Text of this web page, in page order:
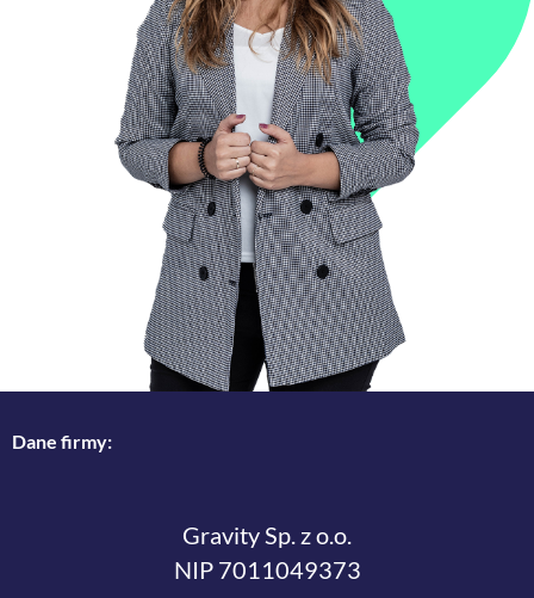
Dane firmy:
Gravity Sp. z o.o.
NIP 7011049373